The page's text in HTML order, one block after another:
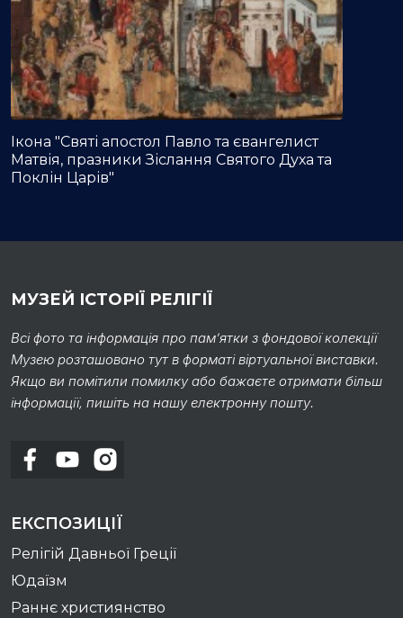
Ікона "Святі апостол Павло та євангелист
Матвія, празники Зіслання Святого Духа та
Поклін Царів"
МУЗЕЙ ІСТОРІЇ РЕЛІГІЇ
Всі фото та інформація про пам’ятки з фондової колекції
Музею розташовано тут в форматі віртуальної виставки.
Якщо ви помітили помилку або бажаєте отримати більш
інформації, пишіть на нашу електронну пошту.
ЕКСПОЗИЦІЇ
Релігій Давньої Греції
Юдаїзм
Раннє християнство